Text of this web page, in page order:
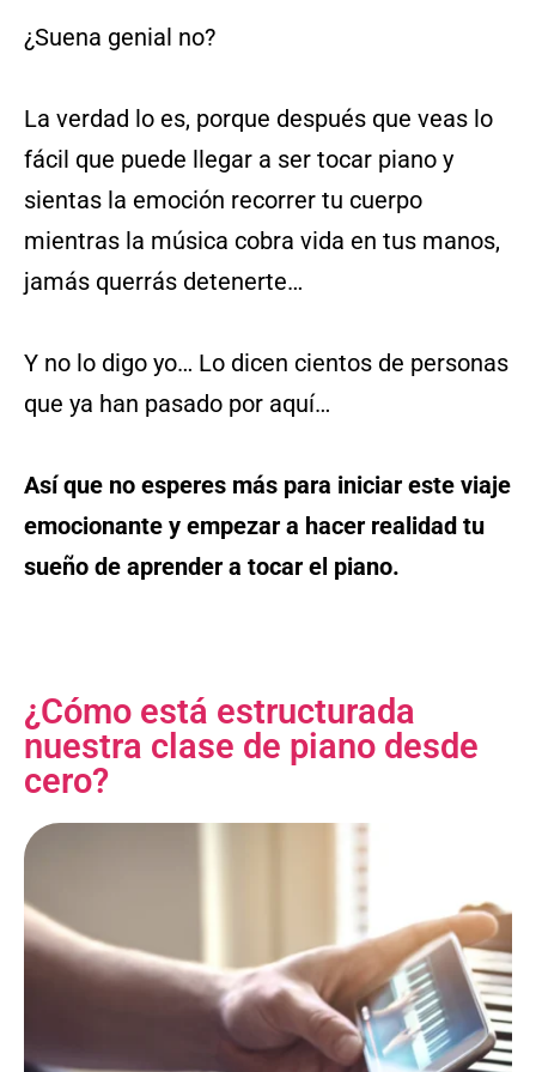
¿Suena genial no?
La verdad lo es, porque después que veas lo
fácil que puede llegar a ser tocar piano y
sientas la emoción recorrer tu cuerpo
mientras la música cobra vida en tus manos,
jamás querrás detenerte…
Y no lo digo yo… Lo dicen cientos de personas
que ya han pasado por aquí…
Así que no esperes más para iniciar este viaje
emocionante y empezar a hacer realidad tu
sueño de aprender a tocar el piano.
¿Cómo está estructurada
nuestra clase de piano desde
cero?